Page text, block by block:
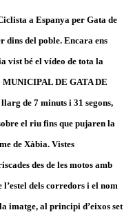
a Espanya per Gata de
dins del poble. Encara ens
vist bé el vídeo de tota la
DE GATA DE
de 7 minuts i 31 segons,
el riu fins que pujaren la
de Xàbia. Vistes
des de les motos amb
l’estel dels corredors i el nom
imatge, al principi d’eixos set